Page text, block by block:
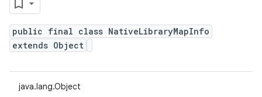
public final class NativeLibraryMapInfo
extends Object
java.lang.Object